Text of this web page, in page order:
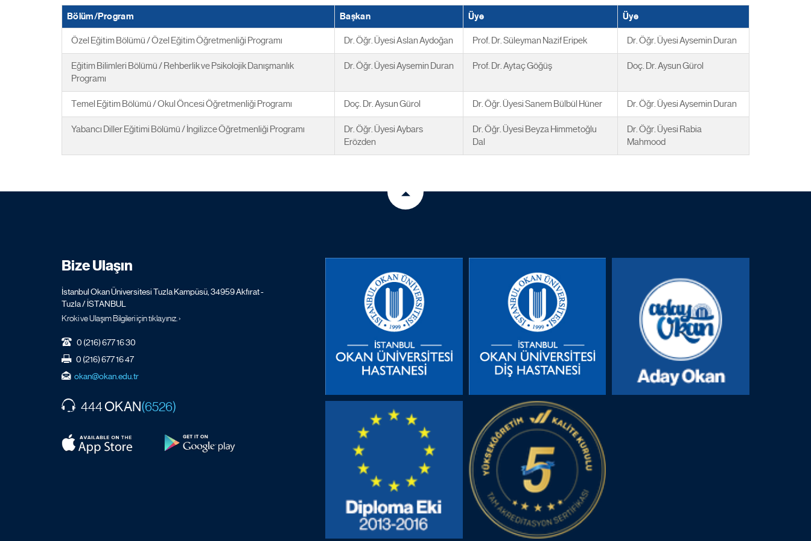
Bölüm/Program Başkan Üye Üye
Özel Eğitim Bölümü / Özel Eğitim Öğretmenliği Programı Dr. Öğr. Üyesi Aslan Aydoğan Prof. Dr. Süleyman Nazif Eripek Dr. Öğr. Üyesi Aysemin Duran
Eğitim Bilimleri Bölümü / Rehberlik ve Psikolojik Danışmanlık
Programı
Dr. Öğr. Üyesi Aysemin Duran Prof. Dr. Aytaç Göğüş Doç. Dr. Aysun Gürol
Temel Eğitim Bölümü / Okul Öncesi Öğretmenliği Programı Doç. Dr. Aysun Gürol Dr. Öğr. Üyesi Sanem Bülbül Hüner Dr. Öğr. Üyesi Aysemin Duran
Yabancı Diller Eğitimi Bölümü / İngilizce Öğretmenliği Programı
Dr. Öğr. Üyesi Aybars
Erözden
Dr. Öğr. Üyesi Beyza Himmetoğlu
Dal
Dr. Öğr. Üyesi Rabia
Mahmood
Bize Ulaşın
İstanbul Okan Üniversitesi Tuzla Kampüsü, 34959 Akfırat -
Tuzla / İSTANBUL
Kroki ve Ulaşım Bilgileri için tıklayınız. ›
0 (216) 677 16 30
0 (216) 677 16 47
okan@okan.edu.tr
444OKAN(6526)